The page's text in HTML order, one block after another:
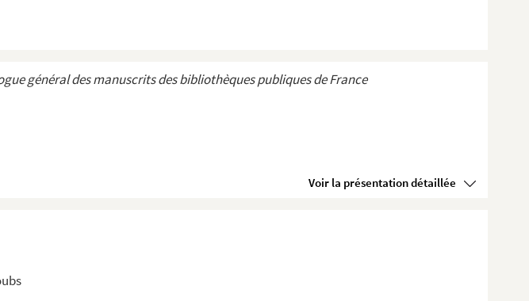
général des manuscrits des bibliothèques publiques de France
Voir la présentation détaillée
Comté